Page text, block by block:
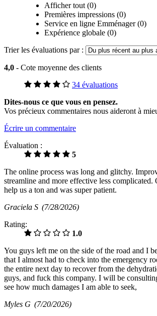
Afficher tout (0)
Premières impressions (0)
Service en ligne Emménager (0)
Expérience globale (0)
Trier les évaluations par :
4,0 - Cote moyenne des clients
34 évaluations
Dites-nous ce que vous en pensez.
Vos précieux commentaires nous aideront à
Écrire un commentaire
Évaluation :
5
The online process was long and glitchy.
streamline and more effective less
help us a ton and was super patient.
Graciela S (7/28/2026)
Rating:
1.0
You guys left me on the side of the road and I
that I almost had to check into the emergency
the entire next day to recover from the
guys, and fuck this company. I will be
see how much damages I am able to seek,
Myles G (7/20/2026)